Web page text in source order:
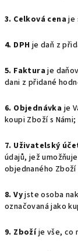
3. Celková cenaje
4. DPH je daň z
5. Fakturaje
dani z přidané
6. Objednávka je
koupi Zboží s Námi;
7. Uživatelský
údajů, jež
objednaného Zboží
8. Vyjste osoba
označovaná jako
9. Zbožíje vše, co